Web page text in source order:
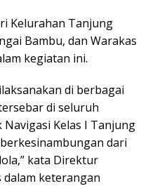
Kelurahan Tanjung
Bambu, dan Warakas
kegiatan ini.
di berbagai
di seluruh
Kelas I Tanjung
dari
kata Direktur
dalam keterangan